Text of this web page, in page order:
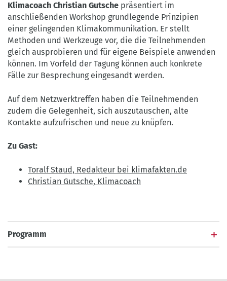
Klimacoach Christian Gutsche präsentiert im
anschließenden Workshop grundlegende Prinzipien
einer gelingenden Klimakommunikation. Er stellt
Methoden und Werkzeuge vor, die die Teilnehmenden
gleich ausprobieren und für eigene Beispiele anwenden
können. Im Vorfeld der Tagung können auch konkrete
Fälle zur Besprechung eingesandt werden.
Auf dem Netzwerktreffen haben die Teilnehmenden
zudem die Gelegenheit, sich auszutauschen, alte
Kontakte aufzufrischen und neue zu knüpfen.
Zu Gast:
Toralf Staud, Redakteur bei klimafakten.de
Christian Gutsche, Klimacoach
Programm